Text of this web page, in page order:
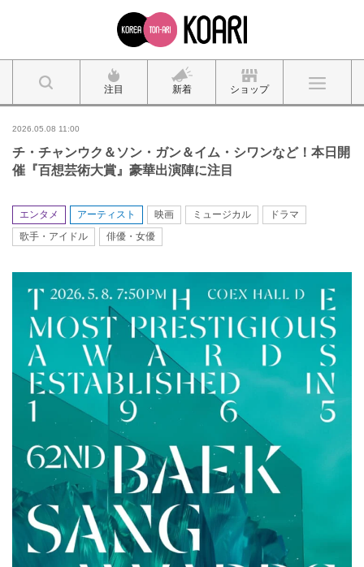
注目 新着 ショップ
2026.05.08 11:00
チ・チャンウク＆ソン・ガン＆イム・シワンなど！本日開
催『百想芸術大賞』豪華出演陣に注目
エンタメ アーティスト 映画 ミュージカル
ドラマ
歌手・アイドル
俳優・女優